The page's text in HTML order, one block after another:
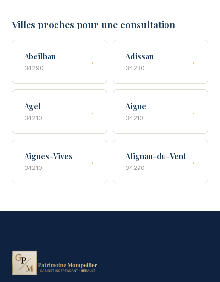
Villes proches pour une consultation
Abeilhan
34290
→
Adissan
34230
→
Agel
34210
→
Aigne
34210
→
Aigues-Vives
34210
→
Alignan-du-Vent
34290
→